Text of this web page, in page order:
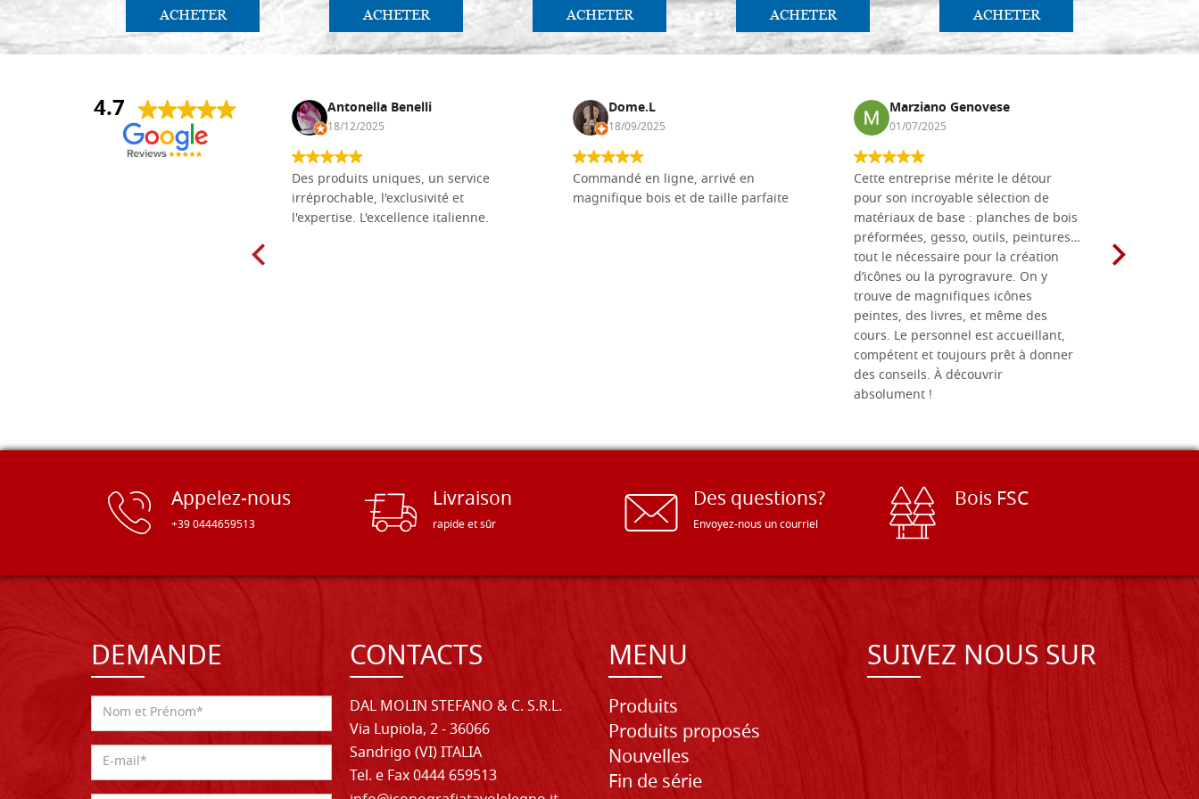
ACHETER ACHETER ACHETER ACHETER ACHETER
4.7
Daniel Vandewalle Antonella Benelli
18/12/2025
Des produits uniques, un service
irréprochable, l'exclusivité et
l'expertise. L'excellence italienne.
Dome.L
18/09/2025
Commandé en ligne, arrivé en
magnifique bois et de taille parfaite
Marziano Genovese
01/07/2025
Cette entreprise mérite le détour
pour son incroyable sélection de
matériaux de base : planches de bois
préformées, gesso, outils, peintures…
tout le nécessaire pour la création
d’icônes ou la pyrogravure. On y
trouve de magnifiques icônes
peintes, des livres, et même des
cours. Le personnel est accueillant,
compétent et toujours prêt à donner
des conseils. À découvrir
absolument !
Appelez-nous
+39 0444659513
Livraison
rapide et sûr
Des questions?
Envoyez-nous un courriel
Bois FSC
DEMANDE CONTACTS
DAL MOLIN STEFANO & C. S.R.L.
Via Lupiola, 2 - 36066
Sandrigo (VI) ITALIA
Tel. e Fax 0444 659513
MENU
Produits
Produits proposés
Nouvelles
Fin de série
SUIVEZ NOUS SUR